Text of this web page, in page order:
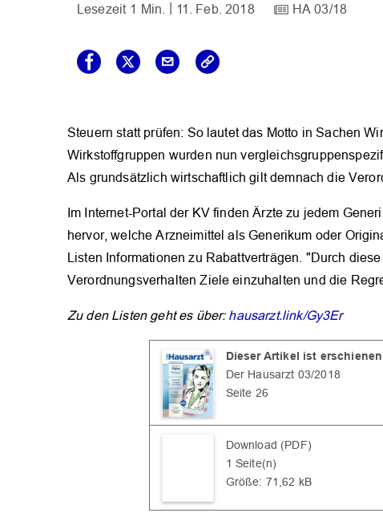
1 Min. 11. Feb. 2018 HA 03/18
Steuern statt prüfen: So lautet das Motto in Sachen
Wirkstoffgruppen wurden nun
Als grundsätzlich wirtschaftlich gilt demnach die
Im Internet-Portal der KV finden Ärzte zu jedem
hervor, welche Arzneimittel als Generikum oder
Listen Informationen zu Rabattverträgen. "Durch
Verordnungsverhalten Ziele einzuhalten und die
Zu den Listen geht es über: hausarzt.link/Gy3Er
Dieser Artikel ist
Der Hausarzt 03/2018
Seite 26
Download (PDF)
1 Seite(n)
Größe: 71,62 kB